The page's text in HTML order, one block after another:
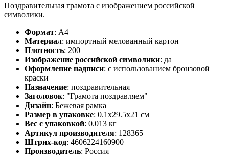
Поздравительная грамота с изображением российской
символики.
Формат: А4
Материал: импортный мелованный картон
Плотность: 200
Изображение российской символики: да
Оформление надписи: с использованием бронзовой
краски
Назначение: поздравительная
Заголовок: "Грамота поздравляем"
Дизайн: Бежевая рамка
Размер в упаковке: 0.1x29.5x21 см
Вес с упаковкой: 0.013 кг
Артикул производителя: 128365
Штрих-код: 4606224160900
Производитель: Россия